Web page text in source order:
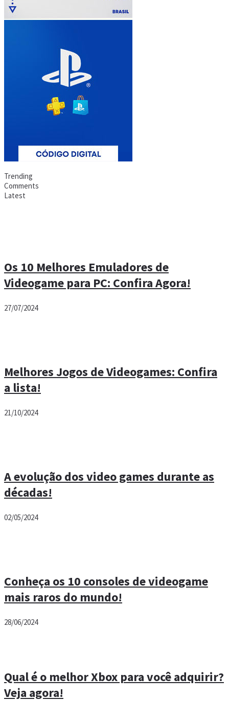
Trending
Comments
Latest
Os 10 Melhores Emuladores de
Videogame para PC: Confira Agora!
27/07/2024
Melhores Jogos de Videogames: Confira
a lista!
21/10/2024
A evolução dos video games durante as
décadas!
02/05/2024
Conheça os 10 consoles de videogame
mais raros do mundo!
28/06/2024
Qual é o melhor Xbox para você adquirir?
Veja agora!